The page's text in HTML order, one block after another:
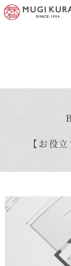
商品紹介
実例集・お客様
家づくりについ
むぎくらについて
【お役